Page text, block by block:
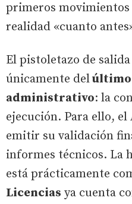
primeros movimientos
realidad «cuanto
El pistoletazo de
únicamente del
administrativo: la
ejecución. Para ello,
emitir su validación
informes técnicos. La
está prácticamente
Licencias ya cuenta